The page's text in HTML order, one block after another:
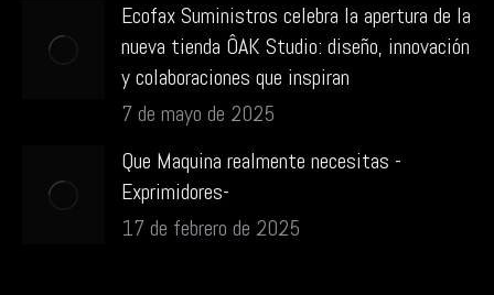
Ecofax Suministros celebra la apertura de la
nueva tienda ÔAK Studio: diseño, innovación
y colaboraciones que inspiran
7 de mayo de 2025
Que Maquina realmente necesitas -
Exprimidores-
17 de febrero de 2025